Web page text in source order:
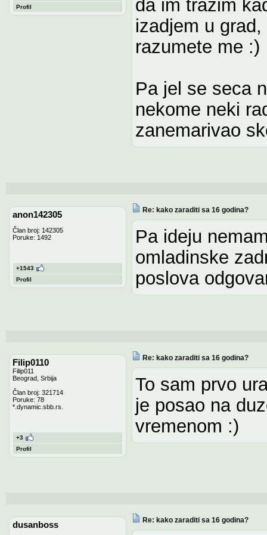
Profil
da im trazim
izadjem u
razumete me :)
Pa jel se seca
nekome neki
zanemarivao
anon142305
Član broj: 142305
Poruke: 1492
+1543
Profil
Re: kako zaraditi sa 16 godina?
Pa ideju
omladinske
poslova
Filip0110
Filip011
Beograd, Srbija
Član broj: 321714
Poruke: 78
*.dynamic.sbb.rs.
+3
Profil
Re: kako zaraditi sa 16 godina?
To sam prvo
je posao na
vremenom :)
dusanboss
Re: kako zaraditi sa 16 godina?